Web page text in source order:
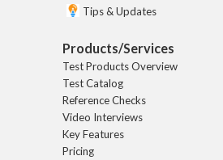
Tips & Updates
Products/Services
Test Products Overview
Test Catalog
Reference Checks
Video Interviews
Key Features
Pricing